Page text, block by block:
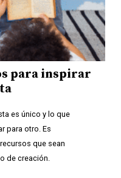
para inspirar
es único y lo que
para otro. Es
que sean
de creación.